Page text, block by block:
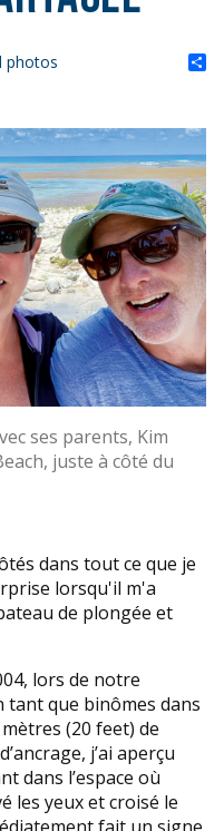
photos
ses parents, Kim
juste à côté du
dans tout ce que je
lorsqu'il m'a
de plongée et
lors de notre
tant que binômes dans
(20 feet) de
j’ai aperçu
dans l’espace où
les yeux et croisé le